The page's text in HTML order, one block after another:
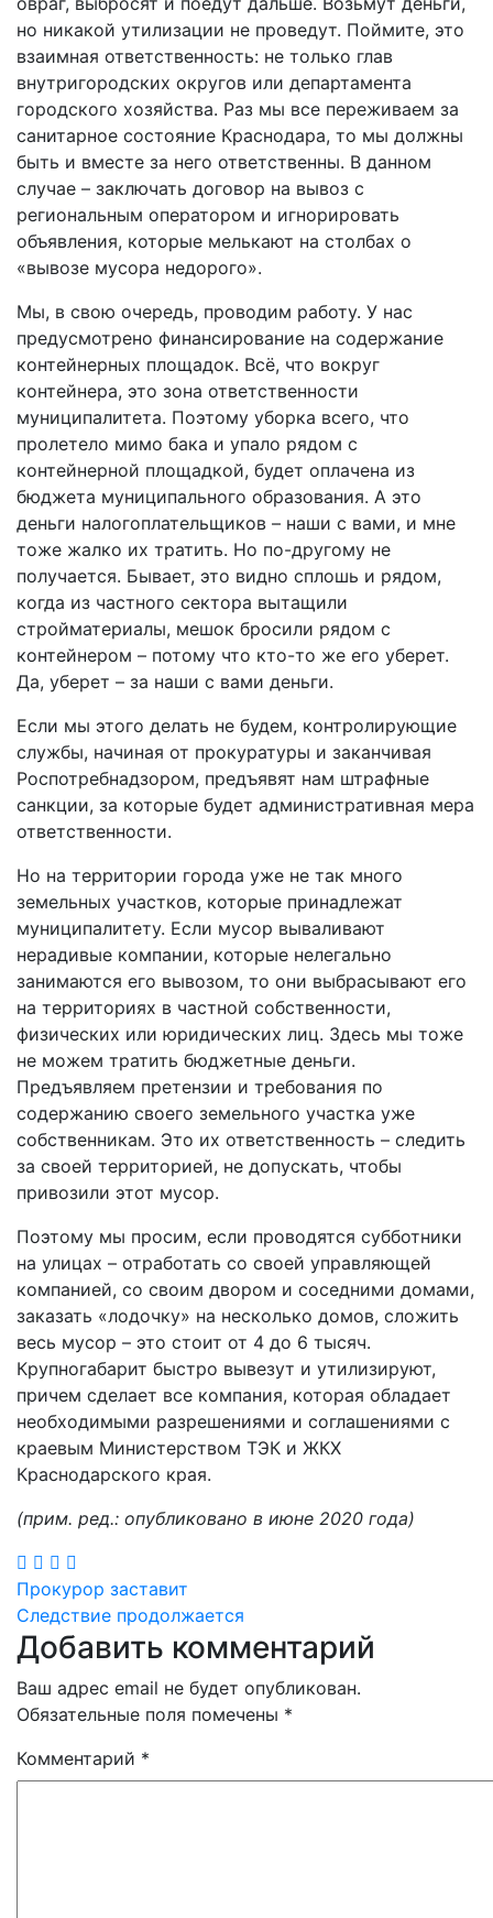
но никакой утилизации не проведут. Поймите, это
взаимная ответственность: не только глав
внутригородских округов или департамента
городского хозяйства. Раз мы все переживаем за
санитарное состояние Краснодара, то мы должны
быть и вместе за него ответственны. В данном
случае – заключать договор на вывоз с
региональным оператором и игнорировать
объявления, которые мелькают на столбах о
«вывозе мусора недорого».
Мы, в свою очередь, проводим работу. У нас
предусмотрено финансирование на содержание
контейнерных площадок. Всё, что вокруг
контейнера, это зона ответственности
муниципалитета. Поэтому уборка всего, что
пролетело мимо бака и упало рядом с
контейнерной площадкой, будет оплачена из
бюджета муниципального образования. А это
деньги налогоплательщиков – наши с вами, и мне
тоже жалко их тратить. Но по-другому не
получается. Бывает, это видно сплошь и рядом,
когда из частного сектора вытащили
стройматериалы, мешок бросили рядом с
контейнером – потому что кто-то же его уберет.
Да, уберет – за наши с вами деньги.
Если мы этого делать не будем, контролирующие
службы, начиная от прокуратуры и заканчивая
Роспотребнадзором, предъявят нам штрафные
санкции, за которые будет административная мера
ответственности.
Но на территории города уже не так много
земельных участков, которые принадлежат
муниципалитету. Если мусор вываливают
нерадивые компании, которые нелегально
занимаются его вывозом, то они выбрасывают его
на территориях в частной собственности,
физических или юридических лиц. Здесь мы тоже
не можем тратить бюджетные деньги.
Предъявляем претензии и требования по
содержанию своего земельного участка уже
собственникам. Это их ответственность – следить
за своей территорией, не допускать, чтобы
привозили этот мусор.
Поэтому мы просим, если проводятся субботники
на улицах – отработать со своей управляющей
компанией, со своим двором и соседними домами,
заказать «лодочку» на несколько домов, сложить
весь мусор – это стоит от 4 до 6 тысяч.
Крупногабарит быстро вывезут и утилизируют,
причем сделает все компания, которая обладает
необходимыми разрешениями и соглашениями с
краевым Министерством ТЭК и ЖКХ
Краснодарского края.
(прим. ред.: опубликовано в июне 2020 года)
Навигация
по
записям
Прокурор заставит
Следствие продолжается
Добавить комментарий
Ваш адрес email не будет опубликован.
Обязательные поля помечены *
Комментарий *